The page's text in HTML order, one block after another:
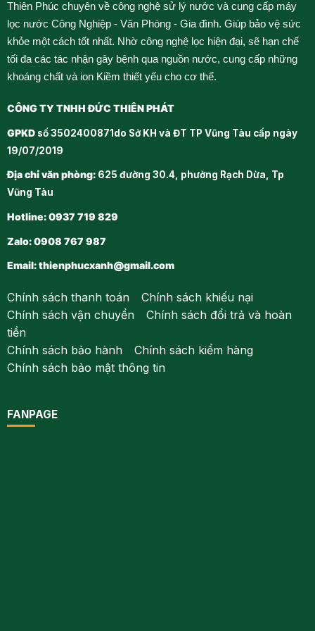
Thiên Phúc chuyên về công nghệ sử lý nước và cung cấp máy
lọc nước Công Nghiệp - Văn Phòng - Gia đình. Giúp bảo vệ sức
khỏe một cách tốt nhất. Nhờ công nghệ lọc hiện đại, sẽ hạn chế
tối đa các tác nhận gây bệnh qua nguồn nước, cung cấp những
khoáng chất và ion Kiềm thiết yếu cho cơ thể.
CÔNG TY TNHH ĐỨC THIÊN PHÁT
GPKDsố 3502400871do Sở KH và ĐT TP Vũng Tàu cấp ngày
19/07/2019
Địa chỉ văn phòng:625 đường 30.4, phường Rạch Dừa, Tp
Vũng Tàu
Hotline: 0937 719 829
Zalo: 0908 767 987
Email:thienphucxanh@gmail.com
Chính sách thanh toán- Chính sách khiếu nại
Chính sách vận chuyển- Chính sách đổi trả và hoàn
tiền
Chính sách bảo hành- Chính sách kiểm hàng
Chính sách bảo mật thông tin
FANPAGE